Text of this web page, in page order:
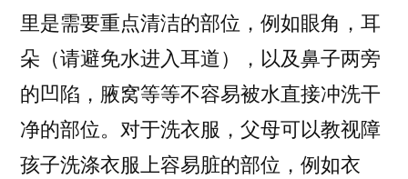
里是需要重点清洁的部位，例如眼角，耳
朵（请避免水进入耳道），以及鼻子两旁
的凹陷，腋窝等等不容易被水直接冲洗干
净的部位。对于洗衣服，父母可以教视障
孩子洗涤衣服上容易脏的部位，例如衣